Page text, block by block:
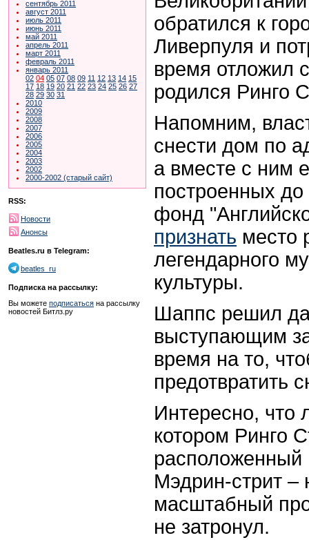
сентябрь 2011
август 2011
июль 2011
июнь 2011
май 2011
апрель 2011
март 2011
февраль 2011
январь 2011
02 04 05 07 08 09 11 12 13 14 15
17 18 19 20 21 22 23 24 25 26 27
28 29 30 31
2010
2009
2008
2007
2006
2005
2004
2003
2002
2000-2002 (старый сайт)
RSS:
Новости
Анонсы
Beatles.ru в Telegram:
beatles_ru
Подписка на рассылку:
Вы можете подписаться на рассылку
новостей Битлз.ру
обратился к
Ливерпуля и
время отложил
родился Ринго
Напомним,
снести дом по
а вместе с ним
построенных
фонд
признать место
легендарного
культуры.
Шаппс решил
выступающим
время на то,
предотвратить
Интересно, что
котором Ринго
расположенный
Мэдрин-стрит –
масштабный
не затронул.